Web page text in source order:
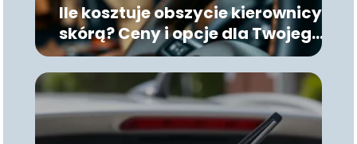
Ile kosztuje obszycie kierownicy
skórą? Ceny i opcje dla Twojego
auta